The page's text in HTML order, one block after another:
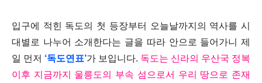
입구에 적힌 독도의 첫 등장부터 오늘날까지의 역사를 시
대별로 나누어 소개한다는 글을 따라 안으로 들어가니 제
일 먼저 ‘독도연표’가 보입니다. 독도는 신라의 우산국 정복
이후 지금까지 울릉도의 부속 섬으로서 우리 땅으로 존재